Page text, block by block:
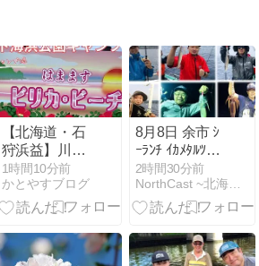
【北海道・石
狩浜益】川下
海浜公園キャ
ンプ場｜川下
海水浴場（は
カ・ビーチ）
で海水浴も楽
1時間10分前
かとやすブログ
8月8日 余市 ｼ
ｰﾗﾝﾁ ｲｶﾒﾀﾙﾂｱｰ
中止のご連絡
2時間30分前
NorthCast ~北海道 ~